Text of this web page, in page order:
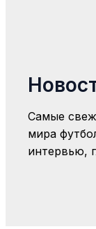
Самые
мира
интервью,